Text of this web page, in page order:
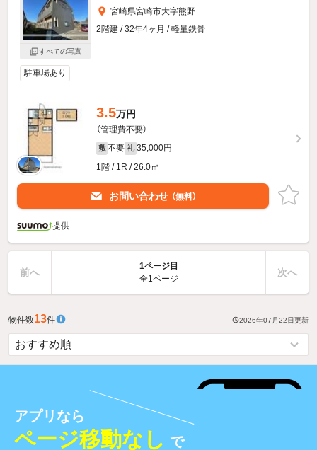
すべての写真
宮崎県宮崎市大字熊野
2階建 / 32年4ヶ月 / 軽量鉄骨
駐車場あり
3.5万円
（管理費不要）
敷 不要 礼 35,000円
1階 / 1R / 26.0㎡
お問い合わせ （無料）
提供
前へ
1ページ目
全1ページ
次へ
物件数13件 2026年07月22日更新
アプリなら
ページ移動なし で